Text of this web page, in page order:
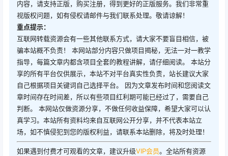
内容，请支持正版，购买注册，得到更好的正版服务。我们非常重
视版权问题，如有侵权请邮件与我们联系处理。敬请谅解！
重点提示：
互联网转载资源会有一些其他联系方式，请大家不要盲目相信，被
骗本站概不负责！ 本网站部分内容只做项目揭秘，无法一对一教学
指导，每篇文章内都含项目全套的教程讲解，请仔细阅读。 本站分
享的所有平台仅供展示，本站不对平台真实性负责，站长建议大家
自己根据项目关键词自己选择平台。 因为文章发布时间和您阅读文
章时间存在时间差，所以有些项目红利期可能已经过了，需要自己
判断。 本网站仅做资源分享，不做任何收益保障，希望大家可以认
真学习。本站所有资料均来自互联网公开分享，并不代表本站立
场，如不慎侵犯到您的版权利益，请联系本站删除，将及时处理！
如果遇到付费才可观看的文章，建议升级VIP会员。全站所有资源